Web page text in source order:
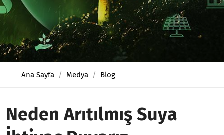
Ana Sayfa Medya Blog
Neden Arıtılmış Suya